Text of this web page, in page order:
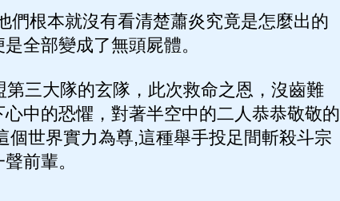
根本就沒有看清楚蕭炎究竟是怎麼出的
全部變成了無頭屍體。
三大隊的玄隊，此次救命之恩，沒齒難
中的恐懼，對著半空中的二人恭恭敬敬的
世界實力為尊,這種舉手投足間斬殺斗宗
前輩。